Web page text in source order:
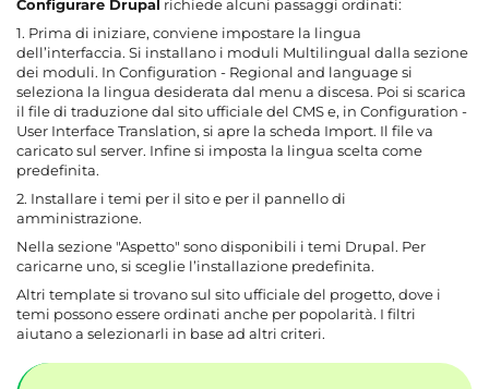
Configurare Drupal richiede alcuni passaggi ordinati:
1. Prima di iniziare, conviene impostare la lingua
dell’interfaccia. Si installano i moduli Multilingual dalla sezione
dei moduli. In Configuration - Regional and language si
seleziona la lingua desiderata dal menu a discesa. Poi si scarica
il file di traduzione dal sito ufficiale del CMS e, in Configuration -
User Interface Translation, si apre la scheda Import. Il file va
caricato sul server. Infine si imposta la lingua scelta come
predefinita.
2. Installare i temi per il sito e per il pannello di
amministrazione.
Nella sezione "Aspetto" sono disponibili i temi Drupal. Per
caricarne uno, si sceglie l’installazione predefinita.
Altri template si trovano sul sito ufficiale del progetto, dove i
temi possono essere ordinati anche per popolarità. I filtri
aiutano a selezionarli in base ad altri criteri.